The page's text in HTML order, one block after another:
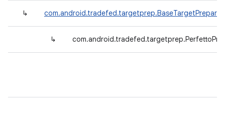
↳ com.android.tradefed.targetprep.BaseTargetPreparer
↳